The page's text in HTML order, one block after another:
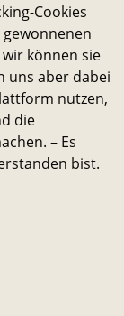
einreichen
Cookies
gewonnenen
können sie
uns aber dabei
nutzen,
die
– Es
bist.